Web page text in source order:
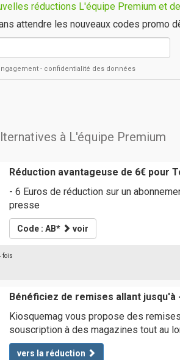
réductions L'équipe Premium et
attendre les nouveaux codes promo
- confidentialité des données
à L'équipe Premium
Réduction avantageuse de 6€ pour
- 6 Euros de réduction sur un
presse
Code : AB* voir
fois
Bénéficiez de remises allant jusqu'à
Kiosquemag vous propose des
souscription à des magazines tout au
vers la réduction